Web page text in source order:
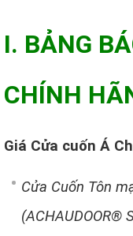
I. BẢNG
CHÍNH
Giá Cửa cuốn Á
Cửa Cuốn Tôn
(ACHAUDOOR®